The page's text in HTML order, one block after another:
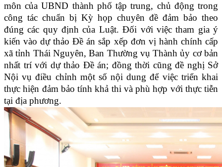
môn của UBND thành phố tập trung, chủ động trong
công tác chuẩn bị Kỳ họp chuyên đề đảm bảo theo
đúng các quy định của Luật. Đối với việc tham gia ý
kiến vào dự thảo Đề án sắp xếp đơn vị hành chính cấp
xã tỉnh Thái Nguyên, Ban Thường vụ Thành ủy cơ bản
nhất trí với dự thảo Đề án; đồng thời cũng đề nghị Sở
Nội vụ điều chỉnh một số nội dung để việc triển khai
thực hiện đảm bảo tính khả thi và phù hợp với thực tiễn
tại địa phương.